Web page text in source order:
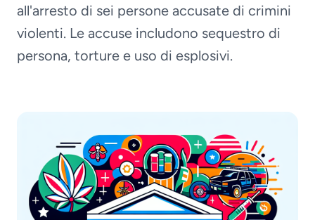
all'arresto di sei persone accusate di crimini
violenti. Le accuse includono sequestro di
persona, torture e uso di esplosivi.